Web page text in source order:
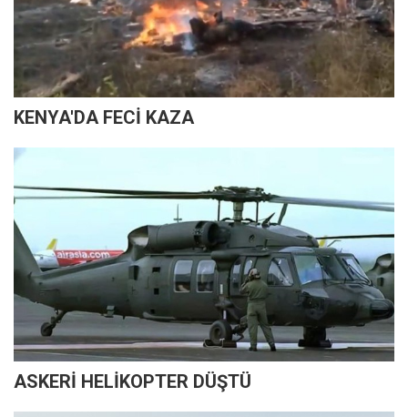
KENYA'DA FECİ KAZA
ASKERİ HELİKOPTER DÜŞTÜ